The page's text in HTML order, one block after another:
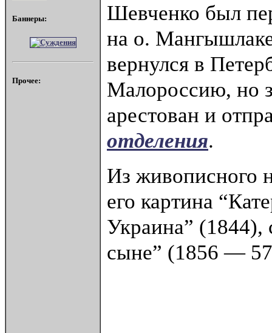
Баннеры:
Прочее:
Шевченко был
на о.
вернулся в
Малороссию, но
арестован и
отделения.
Из живописного
его картина
Украина” (1844),
сыне” (1856 —